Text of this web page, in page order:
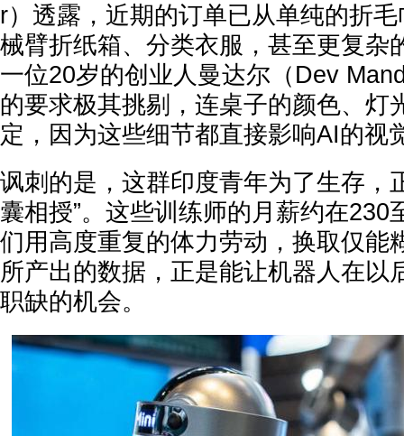
r）透露，近期的订单已从单纯的折
械臂折纸箱、分类衣服，甚至更复杂
一位20岁的创业人曼达尔（Dev
的要求极其挑剔，连桌子的颜色、灯
定，因为这些细节都直接影响AI的视
讽刺的是，这群印度青年为了生存，
囊相授”。这些训练师的月薪约在230
们用高度重复的体力劳动，换取仅能
所产出的数据，正是能让机器人在以
职缺的机会。